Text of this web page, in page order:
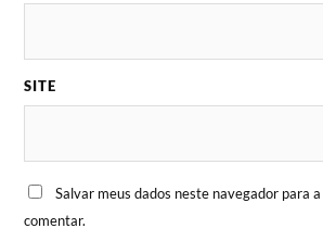
SITE
Salvar meus dados neste navegador para
comentar.